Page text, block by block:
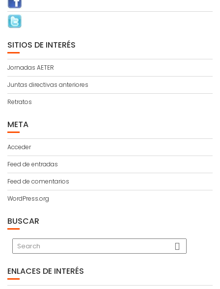
SITIOS DE INTERÉS
Jornadas AETER
Juntas directivas anteriores
Retratos
META
Acceder
Feed de entradas
Feed de comentarios
WordPress.org
BUSCAR
ENLACES DE INTERÉS